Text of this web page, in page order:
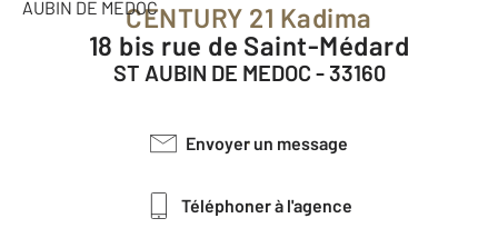
CENTURY 21 Kadima
18 bis rue de Saint-Médard
ST AUBIN DE MEDOC - 33160
Envoyer un message
Téléphoner à l'agence